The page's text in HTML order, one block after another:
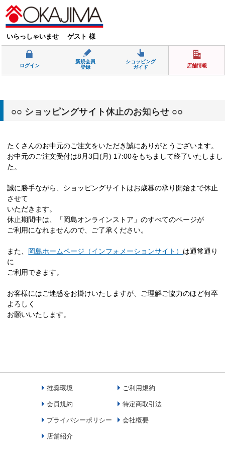
いらっしゃいませ ゲスト 様
ログイン
新規会員
登録
ショッピング
ガイド
店舗情報
○○ ショッピングサイト休止のお知らせ ○○
たくさんのお中元のご注文をいただき誠にありがとうございます。
お中元のご注文受付は8月3日(月) 17:00をもちまして終了いたしまし
た。
誠に勝手ながら、ショッピングサイトはお歳暮の承り開始まで休止
させて
いただきます。
休止期間中は、「岡島オンラインストア」のすべてのページが
ご利用になれませんので、ご了承ください。
また、 岡島ホームページ（インフォメーションサイト） は通常通り
に
ご利用できます。
お客様にはご迷惑をお掛けいたしますが、ご理解ご協力のほど何卒
よろしく
お願いいたします。
推奨環境 ご利用規約
会員規約 特定商取引法
プライバシーポリシー 会社概要
店舗紹介